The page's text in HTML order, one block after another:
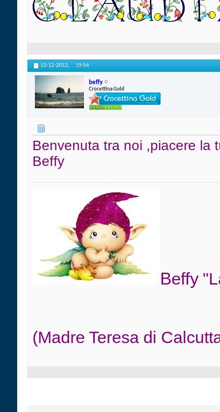
13-12-2012, 19:54
beffy
Crocettina Gold
Benvenuta tra noi ,piacere la
Beffy
Beffy
(Madre Teresa di